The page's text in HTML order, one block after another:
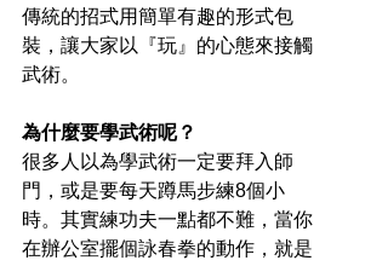
傳統的招式用簡單有趣的形式包
裝，讓大家以『玩』的心態來接觸
武術。
為什麼要學武術呢？
很多人以為學武術一定要拜入師
門，或是要每天蹲馬步練8個小
時。其實練功夫一點都不難，當你
在辦公室擺個詠春拳的動作，就是